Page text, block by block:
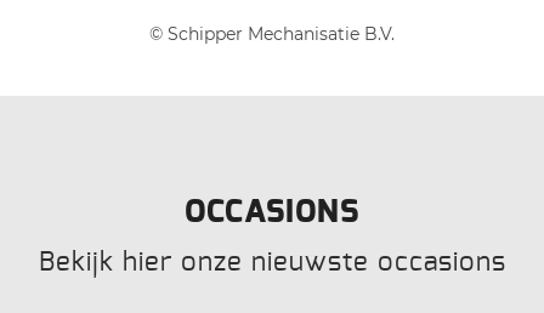
© Schipper Mechanisatie B.V.
OCCASIONS
Bekijk hier onze nieuwste occasions